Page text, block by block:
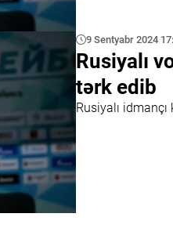
9 Sentyabr 2024
Rusiyalı
tərk edib
Rusiyalı